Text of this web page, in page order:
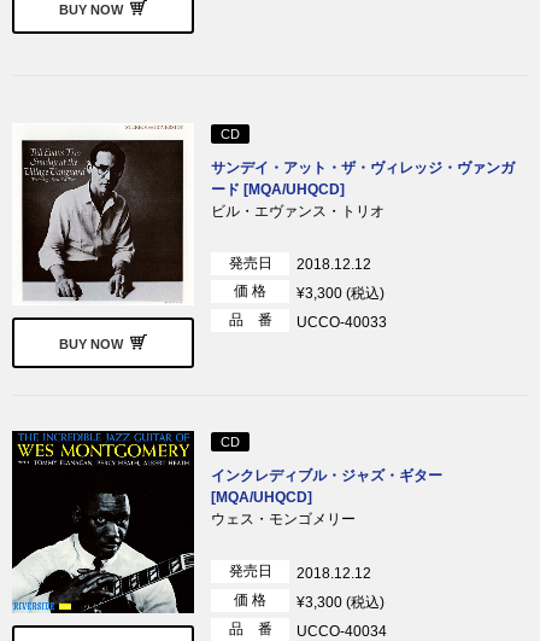
BUY NOW
BUY NOW
CD
サンデイ・アット・ザ・ヴィレッジ・ヴァンガ
ード [MQA/UHQCD]
ビル・エヴァンス・トリオ
発売日
2018.12.12
価 格
¥3,300 (税込)
品 番
UCCO-40033
CD
インクレディブル・ジャズ・ギター
[MQA/UHQCD]
ウェス・モンゴメリー
発売日
2018.12.12
価 格
¥3,300 (税込)
品 番
UCCO-40034